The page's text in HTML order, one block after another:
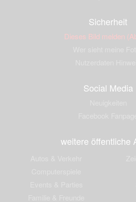
Sicherheit
Dieses Bild melden
Social Media
weitere öffentliche